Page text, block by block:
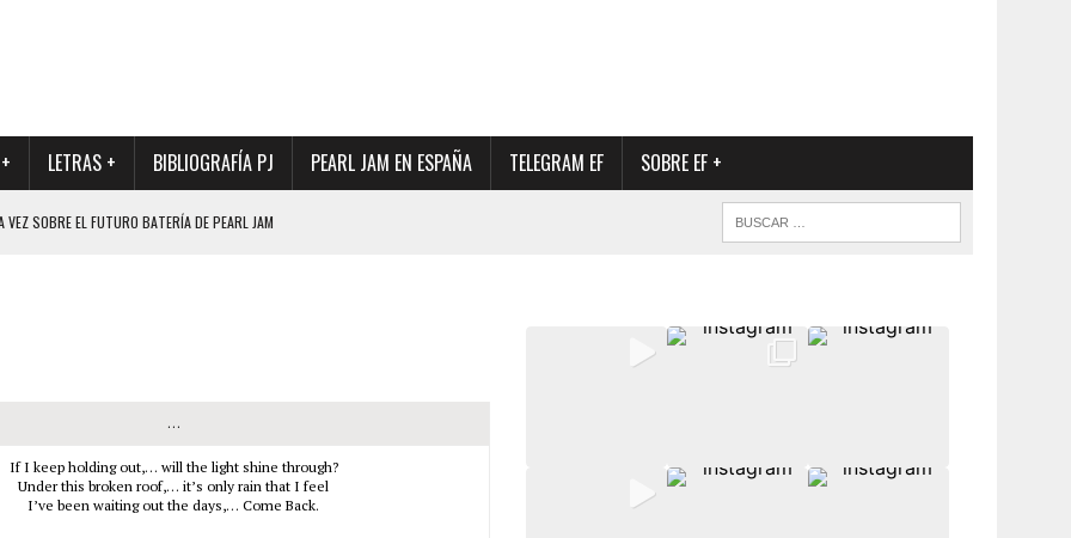
LETRAS + BIBLIOGRAFÍA PJ PEARL JAM EN ESPAÑA TELEGRAM EF SOBRE EF +
VEZ SOBRE EL FUTURO BATERÍA DE PEARL JAM
MARCÓ LOS 90, DE NUEVO EN VINILO.
DE LA INCERTIDUMBRE SOBRE SU FUTURA FORMACIÓN
FOTOGRAFÍAS INÉDITAS DE LA HISTORIA DE PEARL JAM
…
If I keep holding out,… will the light shine through?
Under this broken roof,… it’s only rain that I feel
I’ve been waiting out the days,… Come Back.